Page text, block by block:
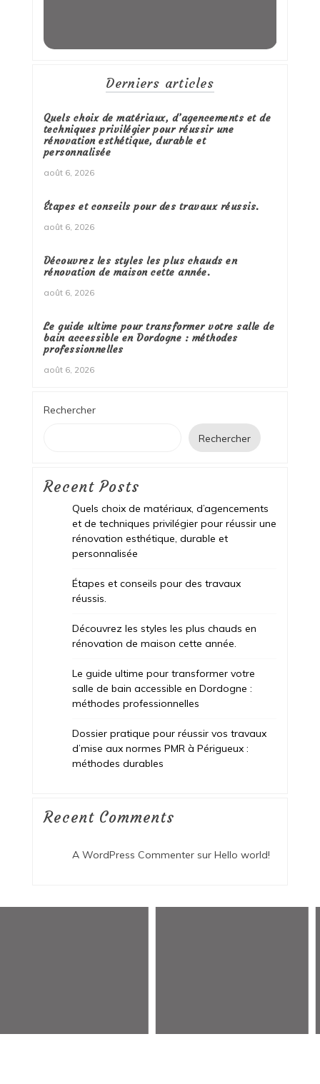
Derniers articles
Quels choix de matériaux, d’agencements et de
techniques privilégier pour réussir une
rénovation esthétique, durable et
personnalisée
août 6, 2026
Étapes et conseils pour des travaux réussis.
août 6, 2026
Découvrez les styles les plus chauds en
rénovation de maison cette année.
août 6, 2026
Le guide ultime pour transformer votre salle de
bain accessible en Dordogne : méthodes
professionnelles
août 6, 2026
Rechercher
Rechercher
Recent Posts
Quels choix de matériaux, d’agencements
et de techniques privilégier pour réussir une
rénovation esthétique, durable et
personnalisée
Étapes et conseils pour des travaux
réussis.
Découvrez les styles les plus chauds en
rénovation de maison cette année.
Le guide ultime pour transformer votre
salle de bain accessible en Dordogne :
méthodes professionnelles
Dossier pratique pour réussir vos travaux
d’mise aux normes PMR à Périgueux :
méthodes durables
Recent Comments
A WordPress Commentersur Hello world!